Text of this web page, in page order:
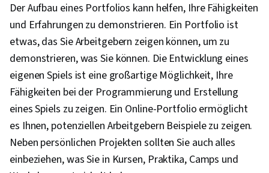
Der Aufbau eines Portfolios kann helfen, Ihre Fähigkeiten
und Erfahrungen zu demonstrieren. Ein Portfolio ist
etwas, das Sie Arbeitgebern zeigen können, um zu
demonstrieren, was Sie können. Die Entwicklung eines
eigenen Spiels ist eine großartige Möglichkeit, Ihre
Fähigkeiten bei der Programmierung und Erstellung
eines Spiels zu zeigen. Ein Online-Portfolio ermöglicht
es Ihnen, potenziellen Arbeitgebern Beispiele zu zeigen.
Neben persönlichen Projekten sollten Sie auch alles
einbeziehen, was Sie in Kursen, Praktika, Camps und